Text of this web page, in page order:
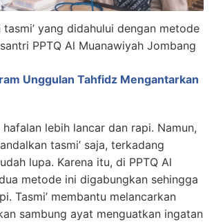
yang didahului dengan metode
PPTQ Al Muanawiyah Jombang
Unggulan Tahfidz Mengantarkan
hafalan lebih lancar dan rapi. Namun,
tasmi’ saja, terkadang
lupa. Karena itu, di PPTQ Al
metode ini digabungkan sehingga
Tasmi’ membantu melancarkan
sambung ayat menguatkan ingatan